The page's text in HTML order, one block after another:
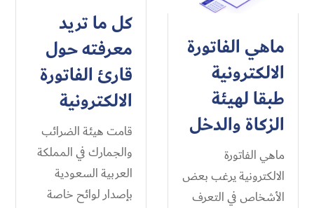
ماهي الفاتورة
الالكترونية
طبقا لهيئة
الزكاة والدخل
ماهي الفاتورة
الالكترونية يرغب بعض
الأشخاص في التعرف
كل ما تريد
معرفته حول
قارئ الفاتورة
الالكترونية
قامت هيئة الضرائب
والجمارك في المملكة
العربية السعودية
بإصدار لوائح خاصة